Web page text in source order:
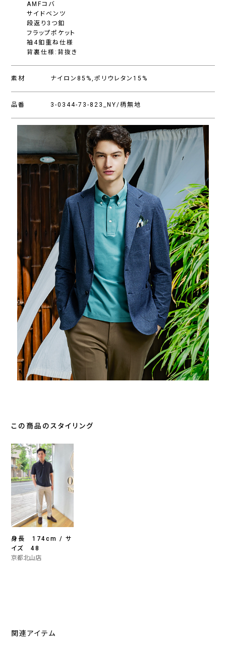
AMFコバ
サイドベンツ
段返り3つ釦
フラップポケット
袖4釦重ね仕様
背裏仕様:背抜き
素材 ナイロン85%,ポリウレタン15%
品番 3-0344-73-823_NY/柄無地
この商品のスタイリング
身長 174cm / サ
イズ 48
京都北山店
関連アイテム